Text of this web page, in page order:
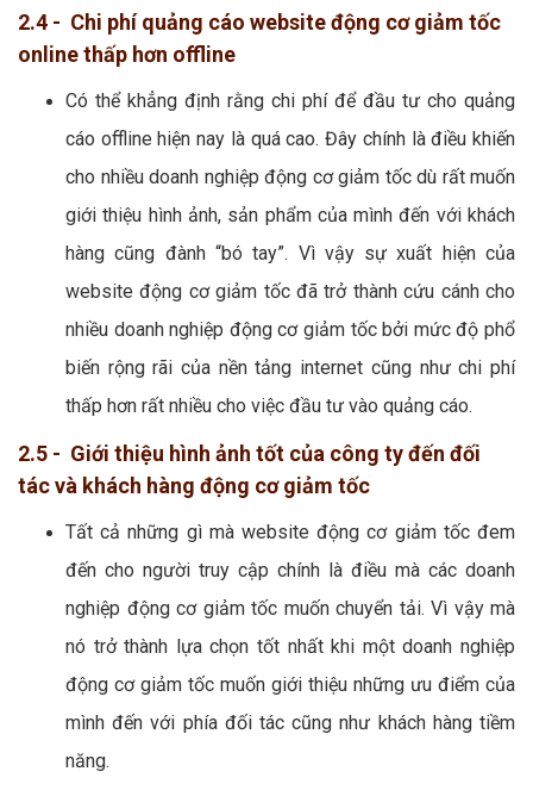
2.4 - Chi phí quảng cáo website động cơ giảm tốc
online thấp hơn offline
Có thể khẳng định rằng chi phí để đầu tư cho quảng
cáo offline hiện nay là quá cao. Đây chính là điều khiến
cho nhiều doanh nghiệp động cơ giảm tốc dù rất muốn
giới thiệu hình ảnh, sản phẩm của mình đến với khách
hàng cũng đành “bó tay”. Vì vậy sự xuất hiện của
website động cơ giảm tốc đã trở thành cứu cánh cho
nhiều doanh nghiệp động cơ giảm tốc bởi mức độ phổ
biến rộng rãi của nền tảng internet cũng như chi phí
thấp hơn rất nhiều cho việc đầu tư vào quảng cáo.
2.5 - Giới thiệu hình ảnh tốt của công ty đến đối
tác và khách hàng động cơ giảm tốc
Tất cả những gì mà website động cơ giảm tốc đem
đến cho người truy cập chính là điều mà các doanh
nghiệp động cơ giảm tốc muốn chuyển tải. Vì vậy mà
nó trở thành lựa chọn tốt nhất khi một doanh nghiệp
động cơ giảm tốc muốn giới thiệu những ưu điểm của
mình đến với phía đối tác cũng như khách hàng tiềm
năng.